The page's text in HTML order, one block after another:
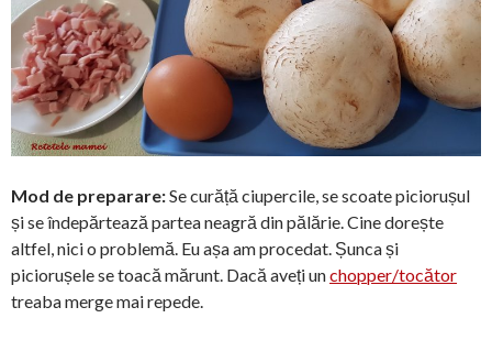
Mod de preparare:Se curăță ciupercile, se scoate piciorușul
și se îndepărtează partea neagră din pălărie. Cine dorește
altfel, nici o problemă. Eu așa am procedat. Șunca și
piciorușele se toacă mărunt. Dacă aveți unchopper/tocător
treaba merge mai repede.